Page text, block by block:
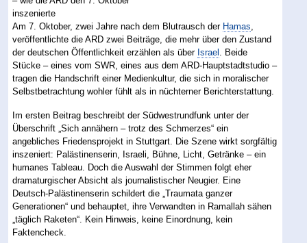
Am 7. Oktober, zwei Jahre nach dem Blutrausch der Hamas,
veröffentlichte die ARD zwei Beiträge, die mehr über den Zustand
der deutschen Öffentlichkeit erzählen als über Israel . Beide
Stücke – eines vom SWR, eines aus dem ARD-Hauptstadtstudio –
tragen die Handschrift einer Medienkultur, die sich in moralischer
Selbstbetrachtung wohler fühlt als in nüchterner Berichterstattung.
Im ersten Beitrag beschreibt der Südwestrundfunk unter der
Überschrift „Sich annähern – trotz des Schmerzes“ ein
angebliches Friedensprojekt in Stuttgart. Die Szene wirkt sorgfältig
inszeniert: Palästinenserin, Israeli, Bühne, Licht, Getränke – ein
humanes Tableau. Doch die Auswahl der Stimmen folgt eher
dramaturgischer Absicht als journalistischer Neugier. Eine
Deutsch-Palästinenserin schildert die „Traumata ganzer
Generationen“ und behauptet, ihre Verwandten in Ramallah sähen
„täglich Raketen“. Kein Hinweis, keine Einordnung, kein
Faktencheck.